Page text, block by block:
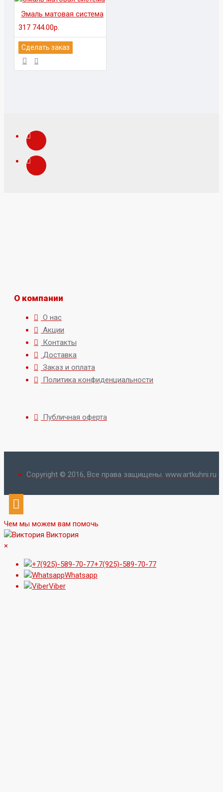
Эмаль матовая система
317 744.00р.
Сделать заказ
О компании
О нас
Акции
Контакты
Доставка
Заказ и оплата
Политика конфиденциальности
Публичная оферта
Copyright © 2016, Все права защищены. www.artkuhni.ru
Чем мы можем вам помочь
Виктория
×
+7(925)-589-70-77
Whatsapp
Viber